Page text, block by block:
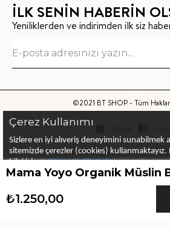
İLK SENİN HABERİN
Yeniliklerden ve indirimden ilk siz
©2021 BT SHOP - Tüm
Bu sitenin kurulumuKeyo Digital
Çerez Kullanımı
Sizlere en iyi alıveriş deneyimini sunabilmek
sitemizde çerezler (cookies) kullanmaktayız.
bilgi için KVKK ve Gizlilik Politikası veÇerez
Politikalarını inceleyebilirsiniz
₺1.250,00